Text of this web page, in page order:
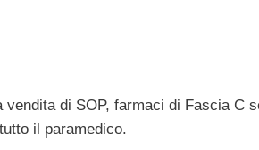
di SOP, farmaci di Fascia C
il paramedico.